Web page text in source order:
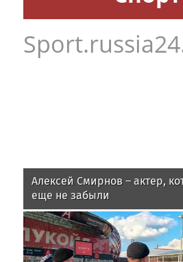
Алексей Смирнов – актер,
еще не забыли